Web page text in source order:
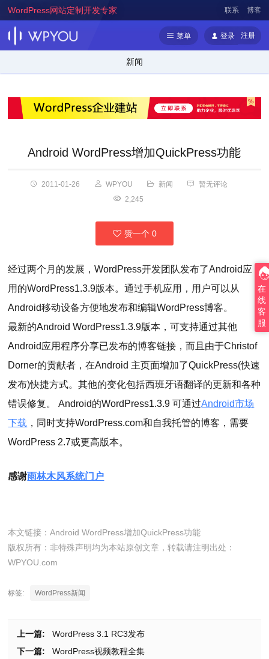
WordPress网站定制开发专家 联系 博客
菜单 登录 注册
新闻
Android WordPress增加QuickPress功能
2011-01-26 WPYOU 新闻
暂无评论
2,245
赞一个 0
经过两个月的发展，WordPress开发团队发布了Android应
用的WordPress1.3.9版本。通过手机应用，用户可以从
Android移动设备方便地发布和编辑WordPress博客。
最新的Android WordPress1.3.9版本，可支持通过其他
Android应用程序分享已发布的博客链接，而且由于Christof
Dorner的贡献者，在Android 主页面增加了QuickPress(快速
发布)快捷方式。其他的变化包括西班牙语翻译的更新和各种
错误修复。 Android的WordPress1.3.9 可通过Android市场
下载 ，同时支持WordPress.com和自我托管的博客，需要
WordPress 2.7或更高版本。
感谢雨林木风系统门户
本文链接：Android WordPress增加QuickPress功能
版权所有：非特殊声明均为本站原创文章，转载请注明出处：
WPYOU.com
标签: WordPress新闻
上一篇:
WordPress 3.1 RC3发布
下一篇:
WordPress视频教程全集
在
线
客
服